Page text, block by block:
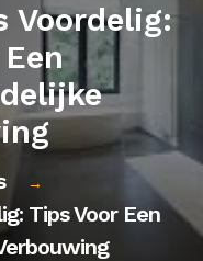
Voordelig:
→
Tips Voor Een